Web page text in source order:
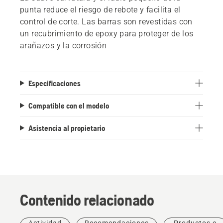
punta reduce el riesgo de rebote y facilita el
control de corte. Las barras son revestidas con
un recubrimiento de epoxy para proteger de los
arañazos y la corrosión
Especificaciones
Compatible con el modelo
Asistencia al propietario
Contenido relacionado
Productos